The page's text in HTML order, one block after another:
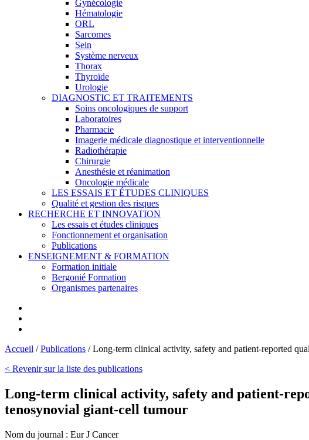
Gynécologie
Hématologie
ORL
Sarcomes
Sein
Système nerveux
Thorax
Thyroïde
Urologie
DIAGNOSTIC ET TRAITEMENTS
Soins oncologiques de support
Laboratoires
Pharmacie
Imagerie médicale diagnostique et interventionnelle
Radiothérapie
Chirurgie
Anesthésie et réanimation
Oncologie médicale
LES ESSAIS ET ÉTUDES CLINIQUES
Qualité et gestion des risques
RECHERCHE ET INNOVATION
Les essais et études cliniques
Fonctionnement et organisation
Publications
ENSEIGNEMENT & FORMATION
Formation initiale
Bergonié Formation
Organismes partenaires
Accueil /Publications /Long-term clinical activity, safety and patient-reported
< Revenir sur la liste des publications
Long-term clinical activity, safety and patient-
tenosynovial giant-cell tumour
Nom du journal : Eur J Cancer